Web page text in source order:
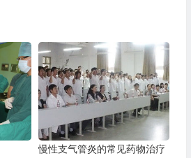
慢性支气管炎的常见药物治疗